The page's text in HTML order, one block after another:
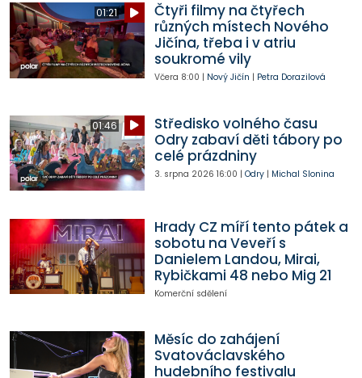
01:21
Čtyři filmy na čtyřech
různých místech Nového
Jičína, třeba i v atriu
soukromé vily
Včera 8:00 | Nový Jičín | Petra Dorazilová
01:46
Středisko volného času
Odry zabaví děti tábory po
celé prázdniny
3. srpna 2026 16:00 | Odry| Michal Slonina
Hrady CZ míří tento pátek a
sobotu na Veveří s
Danielem Landou, Mirai,
Rybičkami 48 nebo Mig 21
Komerční sdělení
Měsíc do zahájení
Svatováclavského
hudebního festivalu